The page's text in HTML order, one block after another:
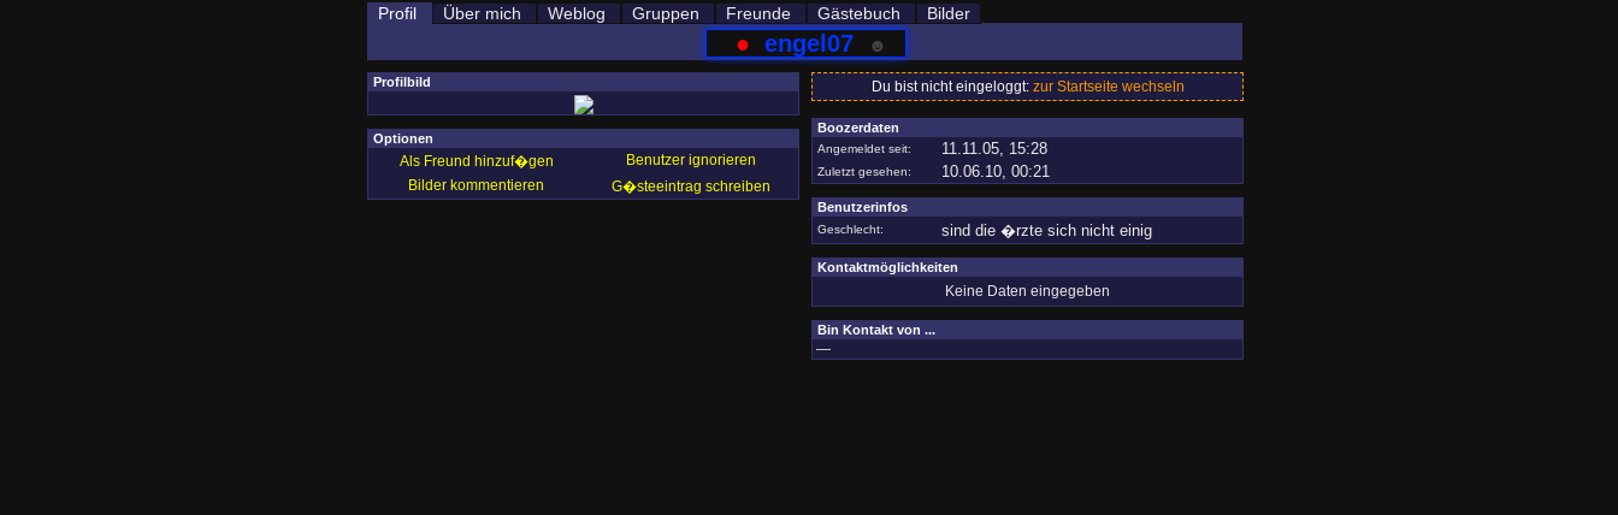
Profil Über mich Weblog Gruppen Freunde Gästebuch Bilder
● engel07 ☻
Profilbild
Optionen
Als Freund hinzuf�gen
Benutzer ignorieren
Bilder kommentieren
G�steeintrag schreiben
Du bist nicht eingeloggt: zur Startseite wechseln
Boozerdaten
Angemeldet seit: 11.11.05, 15:28
Zuletzt gesehen: 10.06.10, 00:21
Benutzerinfos
Geschlecht: sind die �rzte sich nicht einig
Kontaktmöglichkeiten
Keine Daten eingegeben
Bin Kontakt von ...
—